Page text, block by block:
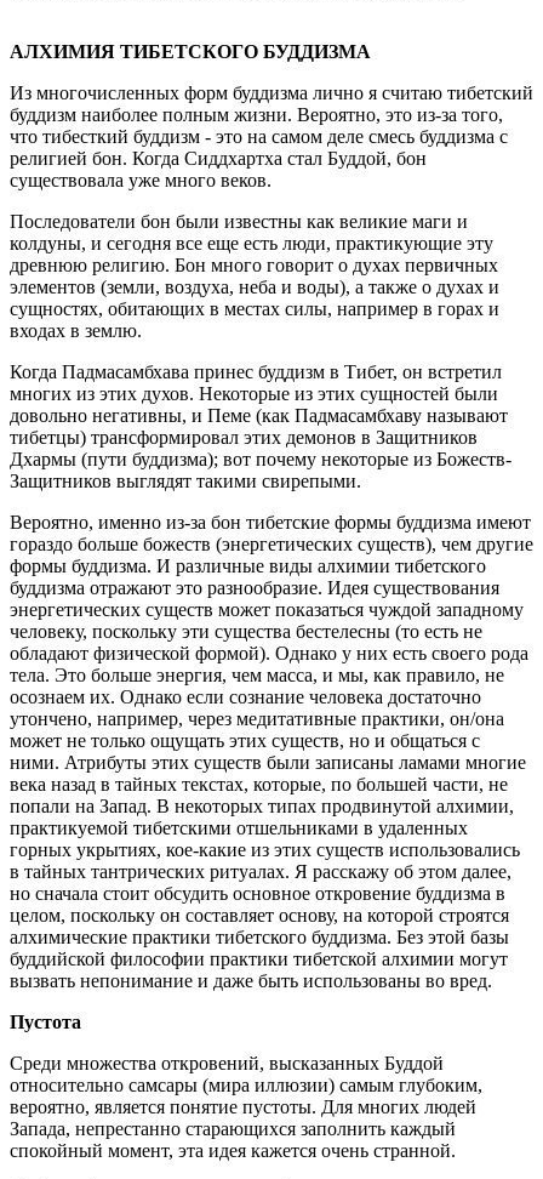
АЛХИМИЯ ТИБЕТСКОГО БУДДИЗМА
Из многочисленных форм буддизма лично я считаю тибетский
буддизм наиболее полным жизни. Вероятно, это из-за того,
что тибесткий буддизм - это на самом деле смесь буддизма с
религией бон. Когда Сиддхартха стал Буддой, бон
существовала уже много веков.
Последователи бон были известны как великие маги и
колдуны, и сегодня все еще есть люди, практикующие эту
древнюю религию. Бон много говорит о духах первичных
элементов (земли, воздуха, неба и воды), а также о духах и
сущностях, обитающих в местах силы, например в горах и
входах в землю.
Когда Падмасамбхава принес буддизм в Тибет, он встретил
многих из этих духов. Некоторые из этих сущностей были
довольно негативны, и Пеме (как Падмасамбхаву называют
тибетцы) трансформировал этих демонов в Защитников
Дхармы (пути буддизма); вот почему некоторые из Божеств-
Защитников выглядят такими свирепыми.
Вероятно, именно из-за бон тибетские формы буддизма имеют
гораздо больше божеств (энергетических существ), чем другие
формы буддизма. И различные виды алхимии тибетского
буддизма отражают это разнообразие. Идея существования
энергетических существ может показаться чуждой западному
человеку, поскольку эти существа бестелесны (то есть не
обладают физической формой). Однако у них есть своего рода
тела. Это больше энергия, чем масса, и мы, как правило, не
осознаем их. Однако если сознание человека достаточно
утончено, например, через медитативные практики, он/она
может не только ощущать этих существ, но и общаться с
ними. Атрибуты этих существ были записаны ламами многие
века назад в тайных текстах, которые, по большей части, не
попали на Запад. В некоторых типах продвинутой алхимии,
практикуемой тибетскими отшельниками в удаленных
горных укрытиях, кое-какие из этих существ использовались
в тайных тантрических ритуалах. Я расскажу об этом далее,
но сначала стоит обсудить основное откровение буддизма в
целом, поскольку он составляет основу, на которой строятся
алхимические практики тибетского буддизма. Без этой базы
буддийской философии практики тибетской алхимии могут
вызвать непонимание и даже быть использованы во вред.
Пустота
Среди множества откровений, высказанных Буддой
относительно самсары (мира иллюзии) самым глубоким,
вероятно, является понятие пустоты. Для многих людей
Запада, непрестанно старающихся заполнить каждый
спокойный момент, эта идея кажется очень странной.